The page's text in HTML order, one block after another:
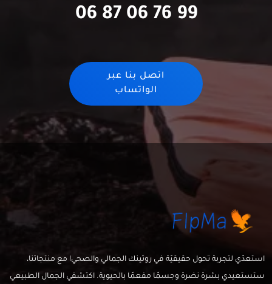
06 87 06 76 99
اتصل بنا عبر
الواتساب
استعدّي لتجربة تحول حقيقيّة في روتينك الجمالي والصحي! مع منتجاتنا،
ستستعيدي بشرة نضرة وجسمًا مفعمًا بالحيوية. اكتشفي الجمال الطبيعي